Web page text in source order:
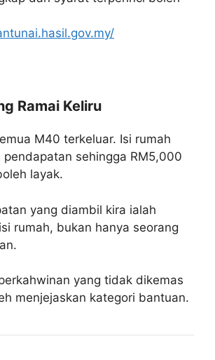
Ramai Keliru
M40 terkeluar. Isi rumah
pendapatan sehingga RM5,000
layak.
yang diambil kira ialah
rumah, bukan hanya seorang
yang tidak dikemas
menjejaskan kategori bantuan.